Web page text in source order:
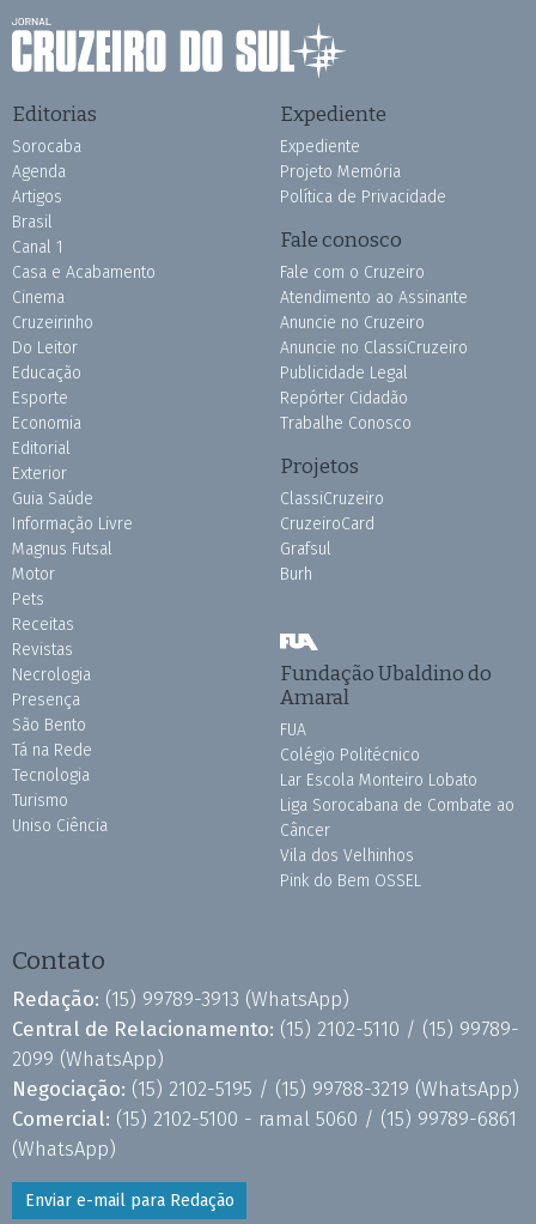
Editorias
Sorocaba
Agenda
Artigos
Brasil
Canal 1
Casa e Acabamento
Cinema
Cruzeirinho
Do Leitor
Educação
Esporte
Economia
Editorial
Exterior
Guia Saúde
Informação Livre
Magnus Futsal
Motor
Pets
Receitas
Revistas
Necrologia
Presença
São Bento
Tá na Rede
Tecnologia
Turismo
Uniso Ciência
Expediente
Expediente
Projeto Memória
Política de Privacidade
Fale conosco
Fale com o Cruzeiro
Atendimento ao Assinante
Anuncie no Cruzeiro
Anuncie no ClassiCruzeiro
Publicidade Legal
Repórter Cidadão
Trabalhe Conosco
Projetos
ClassiCruzeiro
CruzeiroCard
Grafsul
Burh
Fundação Ubaldino do
Amaral
FUA
Colégio Politécnico
Lar Escola Monteiro Lobato
Liga Sorocabana de Combate ao
Câncer
Vila dos Velhinhos
Pink do Bem OSSEL
Contato
Redação: (15) 99789-3913 (WhatsApp)
Central de Relacionamento: (15) 2102-5110 / (15) 99789-
2099 (WhatsApp)
Negociação: (15) 2102-5195 / (15) 99788-3219 (WhatsApp)
Comercial: (15) 2102-5100 - ramal 5060 / (15) 99789-6861
(WhatsApp)
Enviar e-mail para Redação